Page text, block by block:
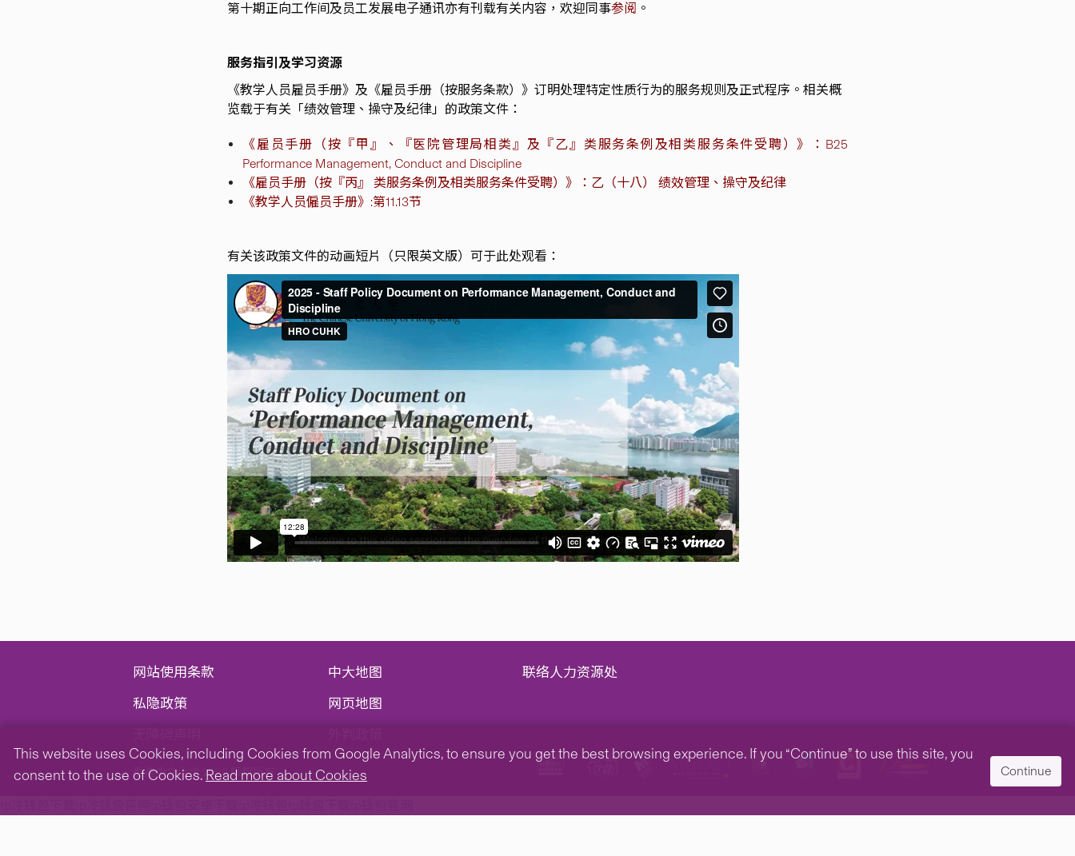
第十期正向工作间及员工发展电子通讯亦有刊载有关内容，欢迎同事参阅 。
服务指引及学习资源
《教学人员雇员手册》及《雇员手册（按服务条款）》订明处理特定性质行为的服务规则及正式程序。相关概
览载于有关「绩效管理、操守及纪律」的政策文件：
《雇员手册（按『甲』、『医院管理局相类』及『乙』类服务条例及相类服务条件受聘）》：B25
Performance Management, Conduct and Discipline
《雇员手册（按『丙』 类服务条例及相类服务条件受聘）》：乙（十八） 绩效管理、操守及纪律
《教学人员僱员手册》:第11.13节
有关该政策文件的动画短片（只限英文版）可于此处观看：
网站使用条款
私隐政策
中大地图
网页地图
联络人力资源处
香港中文大学 2026 版权所有
This website uses Cookies, including Cookies from Google Analytics, to ensure you get the best browsing experience. If you “Continue” to use this site, you
consent to the use of Cookies. Read more about Cookies Continue